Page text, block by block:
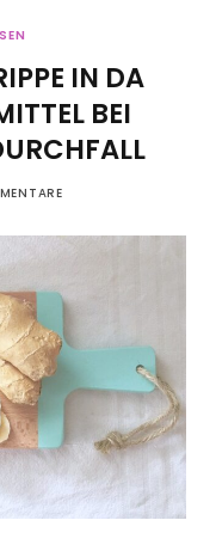
IN DA
BEI